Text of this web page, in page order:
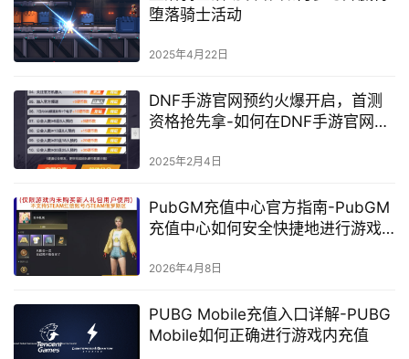
堕落骑士活动
2025年4月22日
DNF手游官网预约火爆开启，首测
资格抢先拿-如何在DNF手游官网成
2025年2月4日
PubGM充值中心官方指南-PubGM
充值中心如何安全快捷地进行游戏
2026年4月8日
PUBG Mobile充值入口详解-PUBG
Mobile如何正确进行游戏内充值